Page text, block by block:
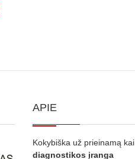
APIE
Kokybiška už prieinamą
diagnostikos įranga